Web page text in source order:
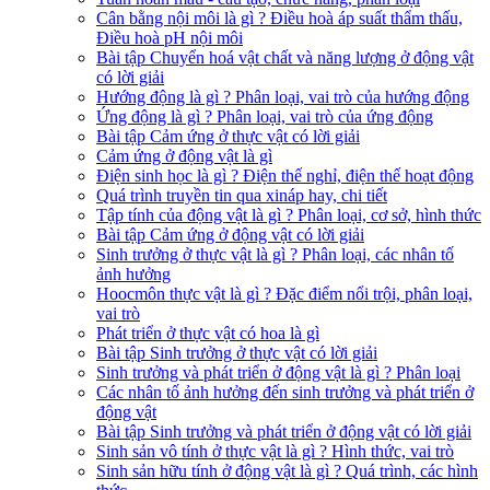
Cân bằng nội môi là gì ? Điều hoà áp suất thẩm thấu,
Điều hoà pH nội môi
Bài tập Chuyển hoá vật chất và năng lượng ở động vật
có lời giải
Hướng động là gì ? Phân loại, vai trò của hướng động
Ứng động là gì ? Phân loại, vai trò của ứng động
Bài tập Cảm ứng ở thực vật có lời giải
Cảm ứng ở động vật là gì
Điện sinh học là gì ? Điện thế nghỉ, điện thế hoạt động
Quá trình truyền tin qua xináp hay, chi tiết
Tập tính của động vật là gì ? Phân loại, cơ sở, hình thức
Bài tập Cảm ứng ở động vật có lời giải
Sinh trưởng ở thực vật là gì ? Phân loại, các nhân tố
ảnh hưởng
Hoocmôn thực vật là gì ? Đặc điểm nổi trội, phân loại,
vai trò
Phát triển ở thực vật có hoa là gì
Bài tập Sinh trưởng ở thực vật có lời giải
Sinh trưởng và phát triển ở động vật là gì ? Phân loại
Các nhân tố ảnh hưởng đến sinh trưởng và phát triển ở
động vật
Bài tập Sinh trưởng và phát triển ở động vật có lời giải
Sinh sản vô tính ở thực vật là gì ? Hình thức, vai trò
Sinh sản hữu tính ở động vật là gì ? Quá trình, các hình